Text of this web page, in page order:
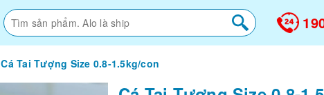
Cá Tai Tượng Size 0.8-1.5kg/con